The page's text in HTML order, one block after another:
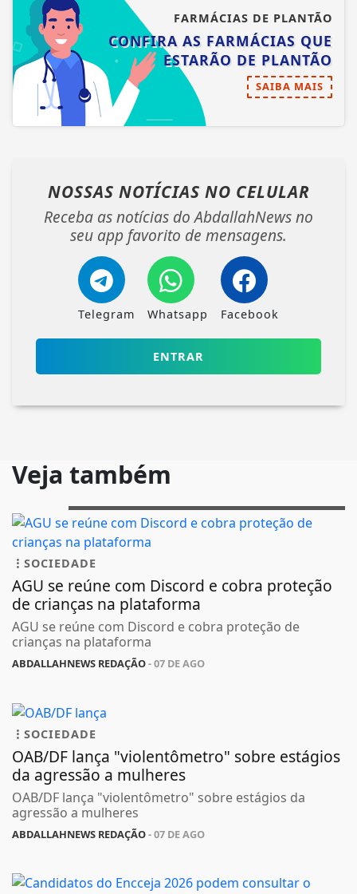
FARMÁCIAS DE PLANTÃO
CONFIRA AS FARMÁCIAS QUE
ESTARÃO DE PLANTÃO
SAIBA MAIS
NOSSAS NOTÍCIAS NO CELULAR
Receba as notícias do AbdallahNews no
seu app favorito de mensagens.
Telegram Whatsapp Facebook
ENTRAR
Veja também
SOCIEDADE
AGU se reúne com Discord e cobra proteção
de crianças na plataforma
AGU se reúne com Discord e cobra proteção de
crianças na plataforma
ABDALLAHNEWS REDAÇÃO- 07 DE AGO
SOCIEDADE
OAB/DF lança "violentômetro" sobre estágios
da agressão a mulheres
OAB/DF lança "violentômetro" sobre estágios da
agressão a mulheres
ABDALLAHNEWS REDAÇÃO- 07 DE AGO